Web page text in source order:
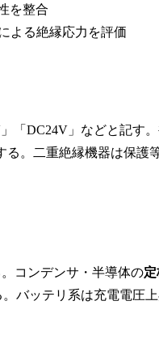
を整合
よる絶縁応力を評価
「DC24V」などと記す
。二重絶縁機器は保護
コンデンサ・半導体の定
バッテリ系は充電電圧